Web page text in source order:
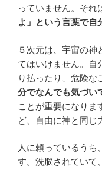
っていません。それ
よ」という言葉で自
５次元は、宇宙の神
てはいけません。自
り払ったり、危険な
分でなんでも気づい
ことが重要になりま
ど、自由に神と同じ
人に頼っているうち
す。洗脳されていて